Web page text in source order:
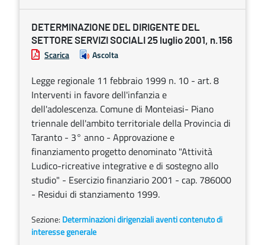
DETERMINAZIONE DEL DIRIGENTE DEL
SETTORE SERVIZI SOCIALI 25 luglio 2001, n.156
Scarica Ascolta
Legge regionale 11 febbraio 1999 n. 10 - art. 8
Interventi in favore dell'infanzia e
dell'adolescenza. Comune di Monteiasi- Piano
triennale dell'ambito territoriale della Provincia di
Taranto - 3° anno - Approvazione e
finanziamento progetto denominato "Attività
Ludico-ricreative integrative e di sostegno allo
studio" - Esercizio finanziario 2001 - cap. 786000
- Residui di stanziamento 1999.
Sezione: Determinazioni dirigenziali aventi contenuto di
interesse generale